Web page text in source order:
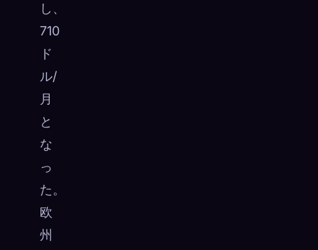
し、
710
ド
ル/
月
と
な
っ
た。
欧
州